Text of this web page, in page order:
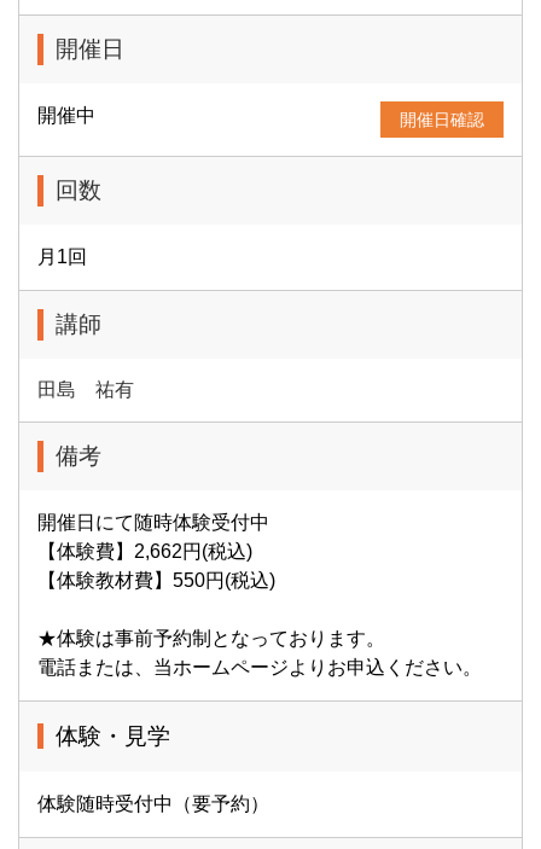
開催日
開催中 開催日確認
回数
月1回
講師
田島 祐有
備考
開催日にて随時体験受付中
【体験費】2,662円(税込)
【体験教材費】550円(税込)
★体験は事前予約制となっております。
電話または、当ホームページよりお申込ください。
体験・見学
体験随時受付中（要予約）